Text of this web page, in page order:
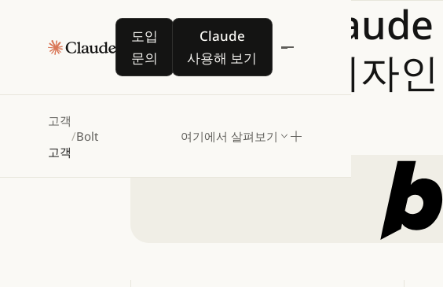
도입
문의
도입 문의
Claude
사용해 보기
Claude 사용해 보기
고객
고객
/Bolt 여기에서 살펴보기
Bolt, Claude
자율
디자인